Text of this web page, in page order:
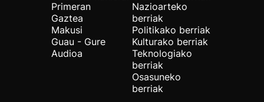
Primeran
Gaztea
Makusi
Guau - Gure
Audioa
Nazioarteko
berriak
Politikako berriak
Kulturako berriak
Teknologiako
berriak
Osasuneko
berriak